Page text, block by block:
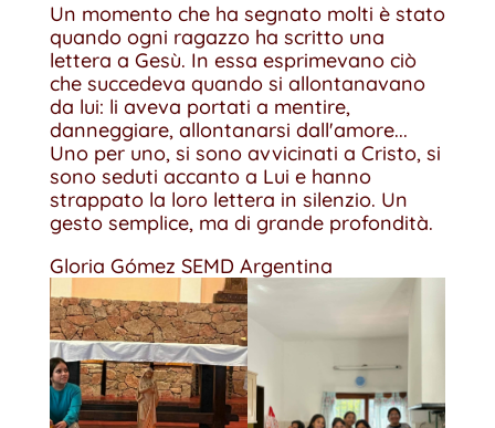
Un momento che ha segnato molti è stato
quando ogni ragazzo ha scritto una
lettera a Gesù. In essa esprimevano ciò
che succedeva quando si allontanavano
da lui: li aveva portati a mentire,
danneggiare, allontanarsi dall'amore...
Uno per uno, si sono avvicinati a Cristo, si
sono seduti accanto a Lui e hanno
strappato la loro lettera in silenzio. Un
gesto semplice, ma di grande profondità.
Gloria Gómez SEMD Argentina